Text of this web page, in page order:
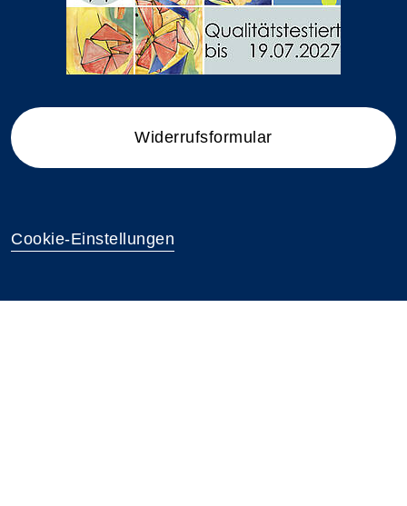
Widerrufsformular
Cookie-Einstellungen